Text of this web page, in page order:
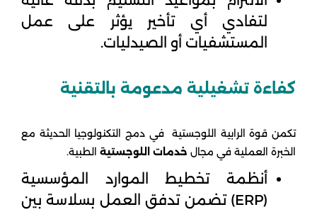
لتفادي أي تأخير يؤثر على عمل
المستشفيات أو الصيدليات.
كفاءة تشغيلية مدعومة بالتقنية
تكمن قوة الرابية اللوجستية في دمج التكنولوجيا الحديثة مع
الخبرة العملية في مجال خدمات اللوجستية الطبية.
أنظمة تخطيط الموارد المؤسسية
(ERP) تضمن تدفق العمل بسلاسة بين